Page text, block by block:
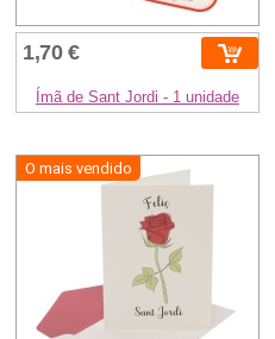
1,70 €
Ímã de Sant Jordi - 1 unidade
O mais vendido